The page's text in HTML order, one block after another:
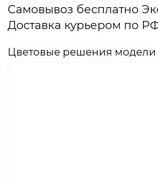
Самовывоз бесплатно
Доставка курьером по
Цветовые решения модели